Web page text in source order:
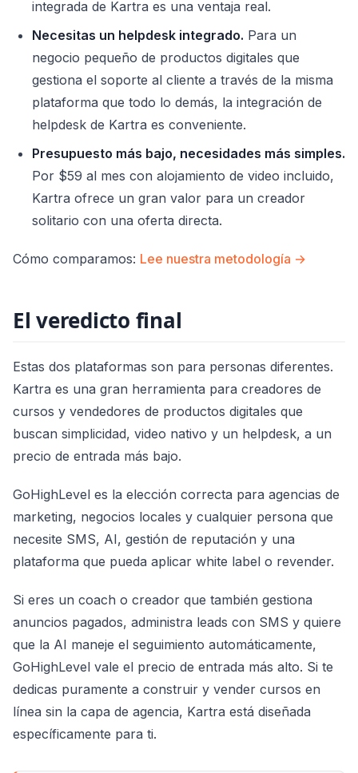
integrada de Kartra es una ventaja real.
Necesitas un helpdesk integrado. Para un
negocio pequeño de productos digitales que
gestiona el soporte al cliente a través de la misma
plataforma que todo lo demás, la integración de
helpdesk de Kartra es conveniente.
Presupuesto más bajo, necesidades más simples.
Por $59 al mes con alojamiento de video incluido,
Kartra ofrece un gran valor para un creador
solitario con una oferta directa.
Cómo comparamos: Lee nuestra metodología →
El veredicto final
Estas dos plataformas son para personas diferentes.
Kartra es una gran herramienta para creadores de
cursos y vendedores de productos digitales que
buscan simplicidad, video nativo y un helpdesk, a un
precio de entrada más bajo.
GoHighLevel es la elección correcta para agencias de
marketing, negocios locales y cualquier persona que
necesite SMS, AI, gestión de reputación y una
plataforma que pueda aplicar white label o revender.
Si eres un coach o creador que también gestiona
anuncios pagados, administra leads con SMS y quiere
que la AI maneje el seguimiento automáticamente,
GoHighLevel vale el precio de entrada más alto. Si te
dedicas puramente a construir y vender cursos en
línea sin la capa de agencia, Kartra está diseñada
específicamente para ti.